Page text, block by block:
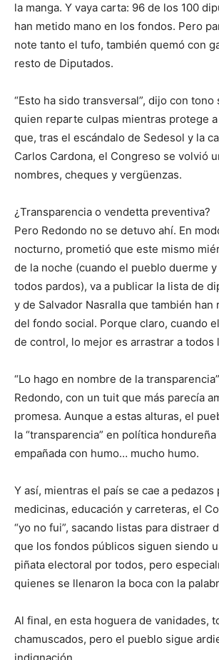
la manga. Y vaya carta: 96 de los 100
han metido mano en los fondos. Pero
note tanto el tufo, también quemó con
resto de Diputados.
“Esto ha sido transversal”, dijo con tono
quien reparte culpas mientras protege
que, tras el escándalo de Sedesol y la
Carlos Cardona, el Congreso se volvió
nombres, cheques y vergüenzas.
¿Transparencia o vendetta preventiva?
Pero Redondo no se detuvo ahí. En
nocturno, prometió que este mismo
de la noche (cuando el pueblo duerme
todos pardos), va a publicar la lista de
y de Salvador Nasralla que también
del fondo social. Porque claro, cuando
de control, lo mejor es arrastrar a todos
“Lo hago en nombre de la
Redondo, con un tuit que más parecía
promesa. Aunque a estas alturas, el
la “transparencia” en política
empañada con humo… mucho humo.
Y así, mientras el país se cae a pedazos
medicinas, educación y carreteras, el
“yo no fui”, sacando listas para distraer
que los fondos públicos siguen siendo
piñata electoral por todos, pero
quienes se llenaron la boca con la
Al final, en esta hoguera de vanidades,
chamuscados, pero el pueblo sigue